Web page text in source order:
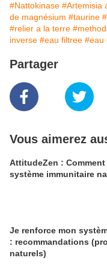
#Nattokinase #Artemisia
de magnésium #taurine
#relier a la terre
inverse #eau filtree #eau
Partager
Vous aimerez
AttitudeZen :
système immunitaire
Je renforce mon
: recommandations
naturels)